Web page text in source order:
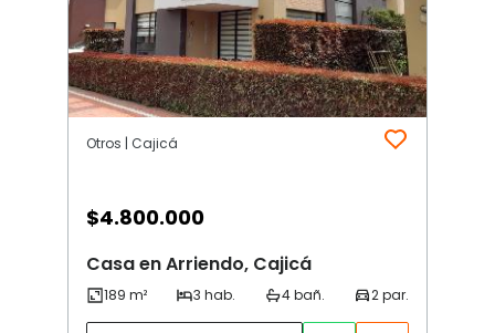
Otros | Cajicá
$4.800.000
Casa en Arriendo, Cajicá